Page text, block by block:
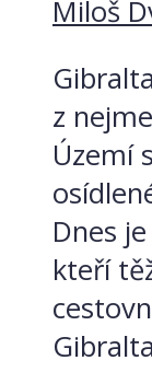
Miloš
z
Území
Dnes
kteří